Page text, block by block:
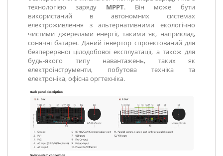
технологією заряду MPPT. Він може бути
використаний в автономних системах
електроживлення з альтернативними екологічно
чистими джерелами енергії, такими як, наприклад,
сонячні батареї. Даний інвертор спроектований для
безперервної цілодобової експлуатації, а також для
будь-якого типу навантажень, таких як
електроінструменти, побутова техніка та
електроніка, офісна оргтехніка.